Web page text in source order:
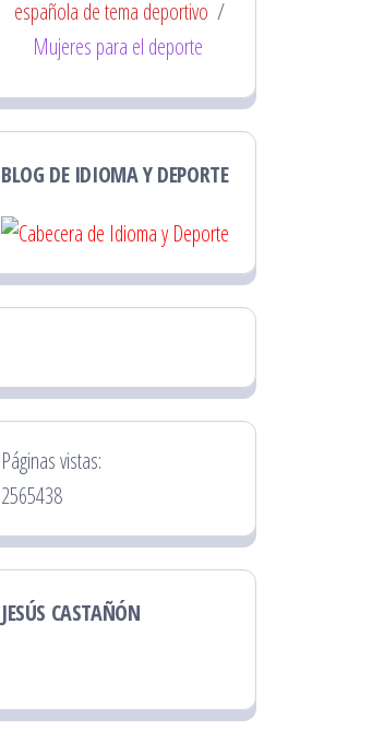
española de tema deportivo /
Mujeres para el deporte
BLOG DE IDIOMA Y DEPORTE
Páginas vistas:
2565438
JESÚS CASTAÑÓN